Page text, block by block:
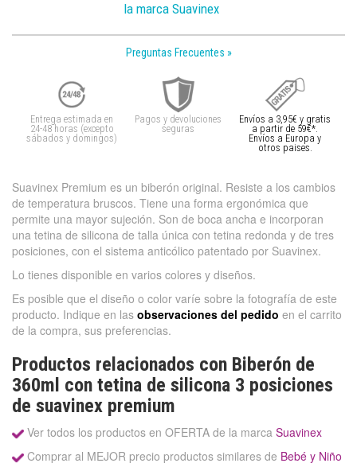
la marca Suavinex
Preguntas Frecuentes »
Entrega estimada en
24-48 horas (excepto
sábados y domingos)
Pagos y devoluciones
seguras
Envíos a 3,95€ y gratis
a partir de 59€*.
Envíos a Europa y
otros paises.
Suavinex Premium es un biberón original. Resiste a los cambios
de temperatura bruscos. Tiene una forma ergonómica que
permite una mayor sujeción. Son de boca ancha e incorporan
una tetina de silicona de talla única con tetina redonda y de tres
posiciones, con el sistema anticólico patentado por Suavinex.
Lo tienes disponible en varios colores y diseños.
Es posible que el diseño o color varíe sobre la fotografía de este
producto. Indique en las observaciones del pedido en el carrito
de la compra, sus preferencias.
Productos relacionados con Biberón de
360ml con tetina de silicona 3 posiciones
de suavinex premium
Ver todos los productos en OFERTA de la marca Suavinex
Comprar al MEJOR precio productos similares de Bebé y Niño